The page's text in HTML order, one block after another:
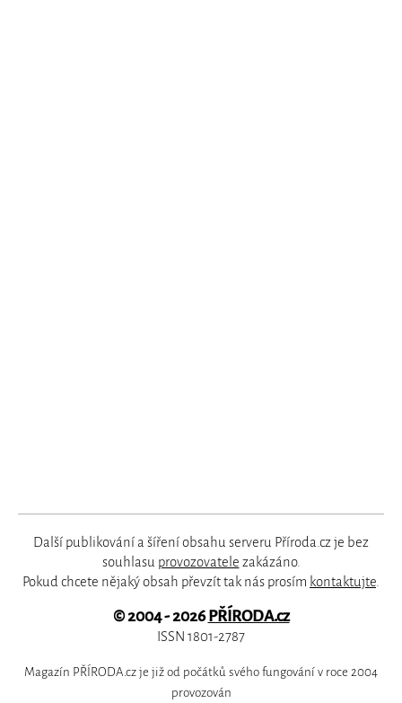
Další publikování a šíření obsahu serveru Příroda.cz je bez
souhlasu provozovatele zakázáno.
Pokud chcete nějaký obsah převzít tak nás prosím kontaktujte.
© 2004 - 2026PŘÍRODA.cz
ISSN 1801-2787
Magazín PŘÍRODA.cz je již od počátků svého fungování v roce 2004
provozován